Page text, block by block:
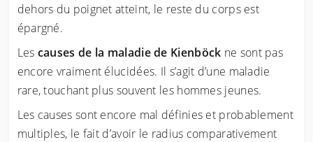
dehors du poignet atteint, le reste du corps est
épargné.
Les causes de la maladie de Kienböck ne sont pas
encore vraiment élucidées. Il s’agit d’une maladie
rare, touchant plus souvent les hommes jeunes.
Les causes sont encore mal définies et probablement
multiples, le fait d’avoir le radius comparativement